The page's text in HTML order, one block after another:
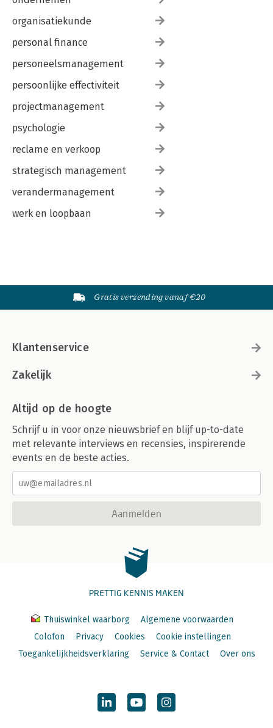
organisatiekunde
personal finance
personeelsmanagement
persoonlijke effectiviteit
projectmanagement
psychologie
reclame en verkoop
strategisch management
verandermanagement
werk en loopbaan
Gratis verzending vanaf €20
Klantenservice
Zakelijk
Altijd op de hoogte
Schrijf u in voor onze nieuwsbrief en blijf up-to-date
met relevante interviews en recensies, inspirerende
events en de beste acties.
Aanmelden
PRETTIG KENNIS MAKEN
Thuiswinkel waarborg
Algemene voorwaarden
Colofon
Privacy Cookies
Cookie instellingen
Toegankelijkheidsverklaring
Service & Contact Over ons